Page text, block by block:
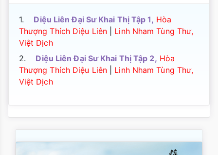
1. Diệu Liên Đại Sư Khai Thị Tập 1, Hòa
Thượng Thích Diệu Liên
Linh Nham Tùng Thư,
Việt Dịch
2. Diệu Liên Đại Sư Khai Thị Tập 2, Hòa
Thượng Thích Diệu Liên
Linh Nham Tùng Thư,
Việt Dịch